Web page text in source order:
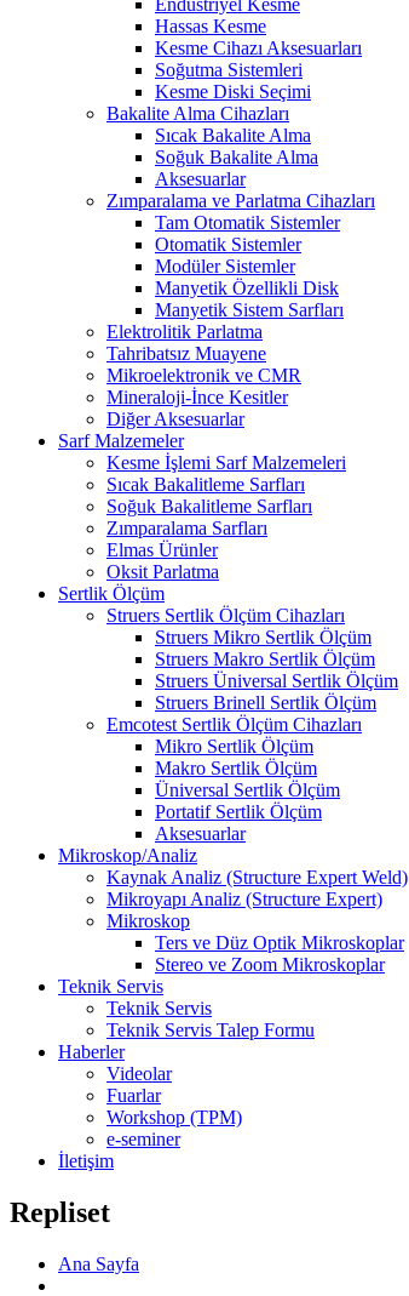
Endüstriyel Kesme
Hassas Kesme
Kesme Cihazı Aksesuarları
Soğutma Sistemleri
Kesme Diski Seçimi
Bakalite Alma Cihazları
Sıcak Bakalite Alma
Soğuk Bakalite Alma
Aksesuarlar
Zımparalama ve Parlatma Cihazları
Tam Otomatik Sistemler
Otomatik Sistemler
Modüler Sistemler
Manyetik Özellikli Disk
Manyetik Sistem Sarfları
Elektrolitik Parlatma
Tahribatsız Muayene
Mikroelektronik ve CMR
Mineraloji-İnce Kesitler
Diğer Aksesuarlar
Sarf Malzemeler
Kesme İşlemi Sarf Malzemeleri
Sıcak Bakalitleme Sarfları
Soğuk Bakalitleme Sarfları
Zımparalama Sarfları
Elmas Ürünler
Oksit Parlatma
Sertlik Ölçüm
Struers Sertlik Ölçüm Cihazları
Struers Mikro Sertlik Ölçüm
Struers Makro Sertlik Ölçüm
Struers Üniversal Sertlik Ölçüm
Struers Brinell Sertlik Ölçüm
Emcotest Sertlik Ölçüm Cihazları
Mikro Sertlik Ölçüm
Makro Sertlik Ölçüm
Üniversal Sertlik Ölçüm
Portatif Sertlik Ölçüm
Aksesuarlar
Mikroskop/Analiz
Kaynak Analiz (Structure Expert Weld)
Mikroyapı Analiz (Structure Expert)
Mikroskop
Ters ve Düz Optik Mikroskoplar
Stereo ve Zoom Mikroskoplar
Teknik Servis
Teknik Servis
Teknik Servis Talep Formu
Haberler
Videolar
Fuarlar
Workshop (TPM)
e-seminer
İletişim
Repliset
Ana Sayfa